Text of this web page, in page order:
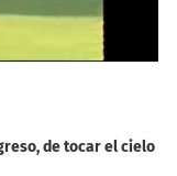
de tocar el cielo